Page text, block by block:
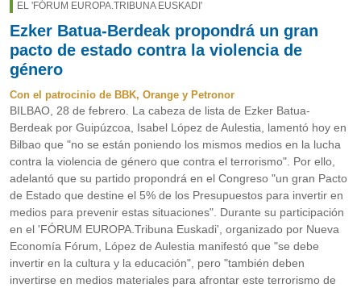
EL 'FÓRUM EUROPA.TRIBUNA EUSKADI'
Ezker Batua-Berdeak propondrá un gran
pacto de estado contra la violencia de
género
Con el patrocinio de BBK, Orange y Petronor
BILBAO, 28 de febrero. La cabeza de lista de Ezker Batua-
Berdeak por Guipúzcoa, Isabel López de Aulestia, lamentó hoy en
Bilbao que "no se están poniendo los mismos medios en la lucha
contra la violencia de género que contra el terrorismo". Por ello,
adelantó que su partido propondrá en el Congreso "un gran Pacto
de Estado que destine el 5% de los Presupuestos para invertir en
medios para prevenir estas situaciones". Durante su participación
en el 'FÓRUM EUROPA.Tribuna Euskadi', organizado por Nueva
Economía Fórum, López de Aulestia manifestó que "se debe
invertir en la cultura y la educación", pero "también deben
invertirse en medios materiales para afrontar este terrorismo de